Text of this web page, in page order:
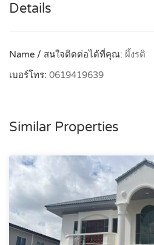
Details
Name / สนใจติดต่อได้ที่คุณ: ผึ้งรติ
เบอร์โทร: 0619419639
Similar Properties